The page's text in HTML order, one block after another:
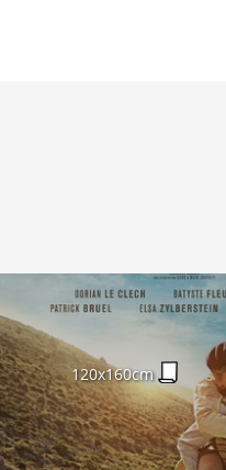
120x160cm